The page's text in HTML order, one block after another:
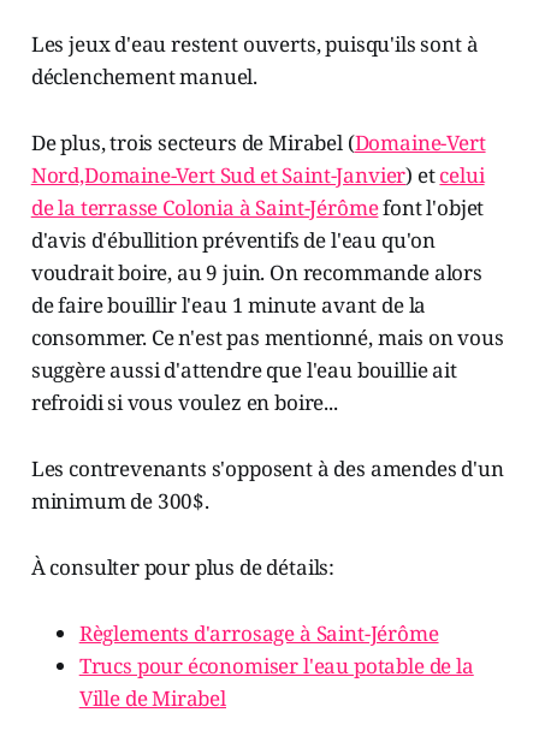
Les jeux d'eau restent ouverts, puisqu'ils sont à
déclenchement manuel.
De plus, trois secteurs de Mirabel (Domaine-Vert
Nord,Domaine-Vert Sud et Saint-Janvier) etcelui
de la terrasse Colonia à Saint-Jérômefont l'objet
d'avis d'ébullition préventifs de l'eau qu'on
voudrait boire, au 9 juin. On recommande alors
de faire bouillir l'eau 1 minute avant de la
consommer. Ce n'est pas mentionné, mais on vous
suggère aussi d'attendre que l'eau bouillie ait
refroidi si vous voulez en boire...
Les contrevenants s'opposent à des amendes d'un
minimum de 300$.
À consulter pour plus de détails:
Règlements d'arrosage à Saint-Jérôme
Trucs pour économiser l'eau potable de la
Ville de Mirabel